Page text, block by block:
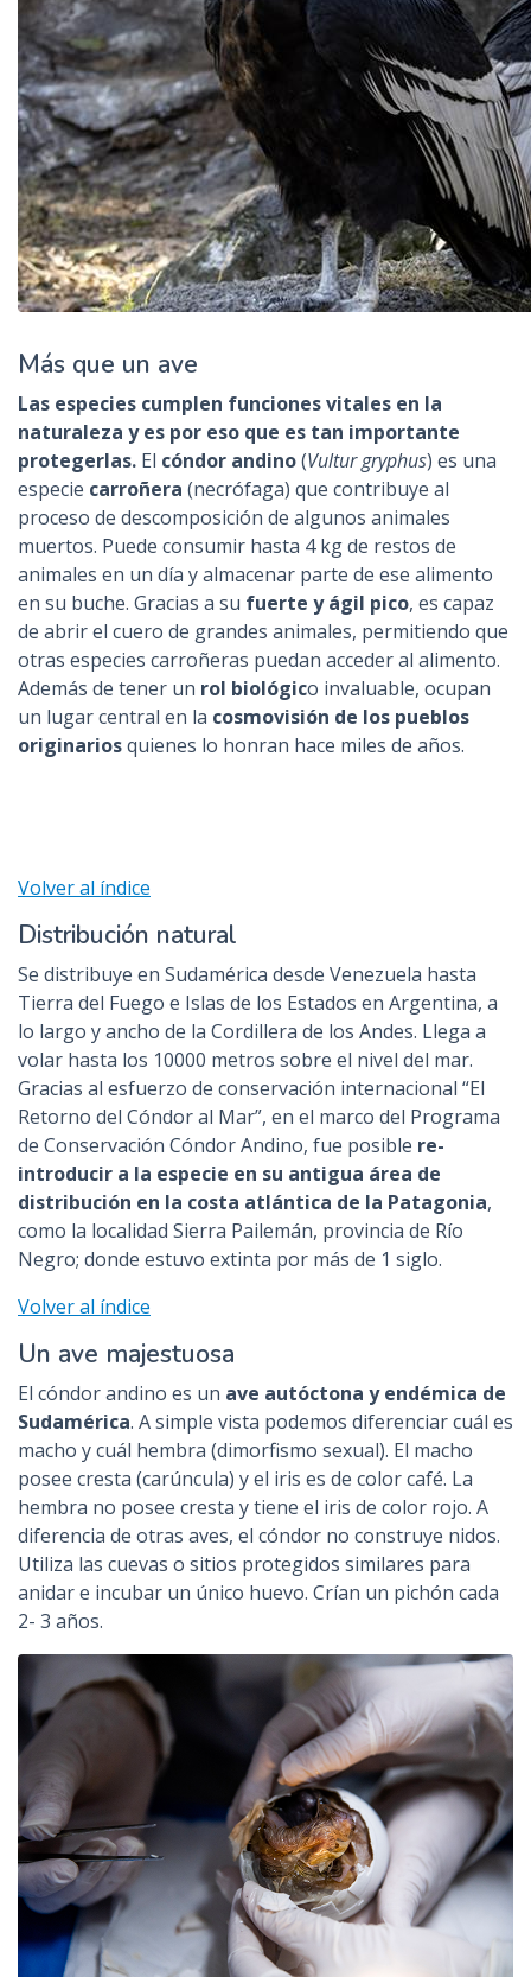
Más que un ave
Las especies cumplen funciones vitales en la
naturaleza y es por eso que es tan importante
protegerlas. El cóndor andino(Vultur gryphus) es una
especie carroñera (necrófaga) que contribuye al
proceso de descomposición de algunos animales
muertos. Puede consumir hasta 4 kg de restos de
animales en un día y almacenar parte de ese alimento
en su buche. Gracias a su fuerte y ágil pico, es capaz
de abrir el cuero de grandes animales, permitiendo que
otras especies carroñeras puedan acceder al alimento.
Además de tener un rol biológico invaluable, ocupan
un lugar central en la cosmovisión de los pueblos
originariosquienes lo honran hace miles de años.
Volver al índice
Distribución natural
Se distribuye en Sudamérica desde Venezuela hasta
Tierra del Fuego e Islas de los Estados en Argentina, a
lo largo y ancho de la Cordillera de los Andes. Llega a
volar hasta los 10000 metros sobre el nivel del mar.
Gracias al esfuerzo de conservación internacional “El
Retorno del Cóndor al Mar”, en el marco del Programa
de Conservación Cóndor Andino, fue posible re-
introducir a la especie en su antigua área de
distribución en la costa atlántica de la Patagonia,
como la localidad Sierra Pailemán, provincia de Río
Negro; donde estuvo extinta por más de 1 siglo.
Volver al índice
Un ave majestuosa
El cóndor andino es un ave autóctona y endémica de
Sudamérica. A simple vista podemos diferenciar cuál es
macho y cuál hembra (dimorfismo sexual). El macho
posee cresta (carúncula) y el iris es de color café. La
hembra no posee cresta y tiene el iris de color rojo. A
diferencia de otras aves, el cóndor no construye nidos.
Utiliza las cuevas o sitios protegidos similares para
anidar e incubar un único huevo. Crían un pichón cada
2- 3 años.